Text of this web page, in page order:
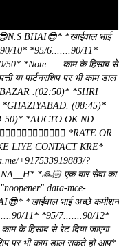
BHAI😎* *खाईवाल भाई
10* *95/6.......90/11*
50* *Note:::: काम के हिसाब से
या पार्टनरशिप पर भी काम डाल
BAZAR .(02:50)* *SHRI
(08:45)*
*AUCTO OK ND
*RATE OR
LIYE CONTACT KRE*
+917533919883/?
*🙏🏻 एक बार सेवा का
data-mce-
*खाईवाल भाई अच्छे कमीशन
11* *95/7.......90/12*
के हिसाब से रेट दिया जाएगा
पर भी काम डाल सकते हो आप*